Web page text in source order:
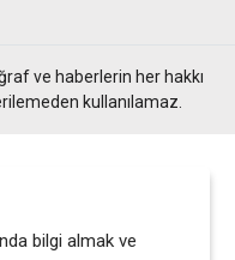
ve haberlerin her hakkı
kullanılamaz.
bilgi almak ve